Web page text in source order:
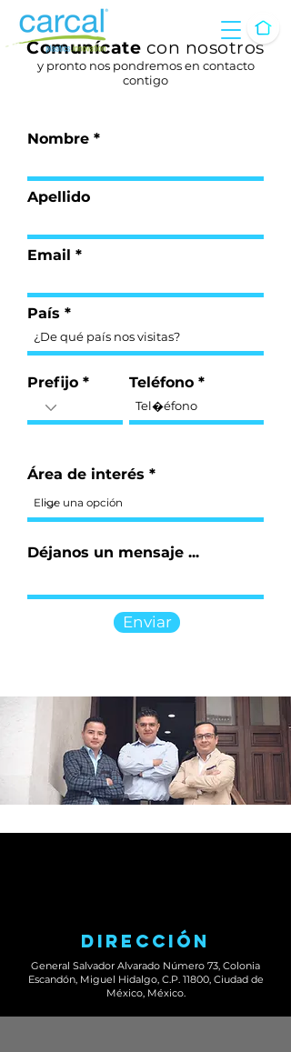
Comunícate con nosotros
y pronto nos pondremos en contacto
contigo
Nombre
Apellido
Email
País
Prefijo Teléfono
Área de interés
Déjanos un mensaje ...
Enviar
DireCción
General Salvador Alvarado Número 73, Colonia
Escandón, Miguel Hidalgo, C.P. 11800, Ciudad de
México, México.